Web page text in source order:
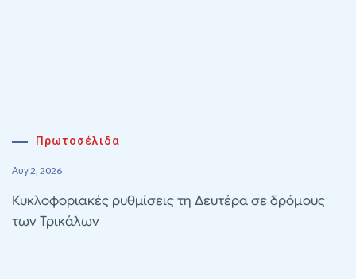
Πρωτοσέλιδα
Αυγ 2, 2026
Κυκλοφοριακές ρυθμίσεις τη Δευτέρα σε δρόμους
των Τρικάλων